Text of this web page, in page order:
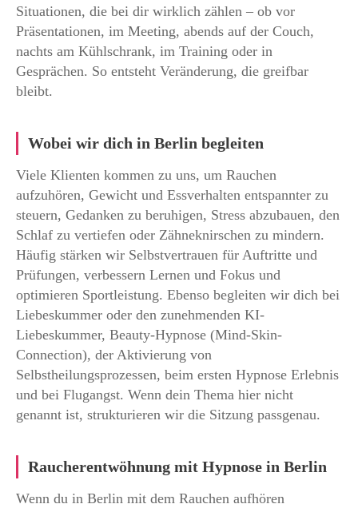
Situationen, die bei dir wirklich zählen – ob vor
Präsentationen, im Meeting, abends auf der Couch,
nachts am Kühlschrank, im Training oder in
Gesprächen. So entsteht Veränderung, die greifbar
bleibt.
Wobei wir dich in Berlin begleiten
Viele Klienten kommen zu uns, um Rauchen
aufzuhören, Gewicht und Essverhalten entspannter zu
steuern, Gedanken zu beruhigen, Stress abzubauen, den
Schlaf zu vertiefen oder Zähneknirschen zu mindern.
Häufig stärken wir Selbstvertrauen für Auftritte und
Prüfungen, verbessern Lernen und Fokus und
optimieren Sportleistung. Ebenso begleiten wir dich bei
Liebeskummer oder den zunehmenden KI-
Liebeskummer, Beauty-Hypnose (Mind-Skin-
Connection), der Aktivierung von
Selbstheilungsprozessen, beim ersten Hypnose Erlebnis
und bei Flugangst. Wenn dein Thema hier nicht
genannt ist, strukturieren wir die Sitzung passgenau.
Raucherentwöhnung mit Hypnose in Berlin
Wenn du in Berlin mit dem Rauchen aufhören